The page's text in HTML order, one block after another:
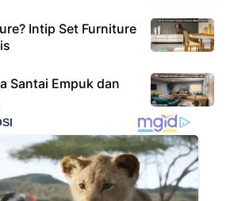
Intip Set Furniture
Santai Empuk dan